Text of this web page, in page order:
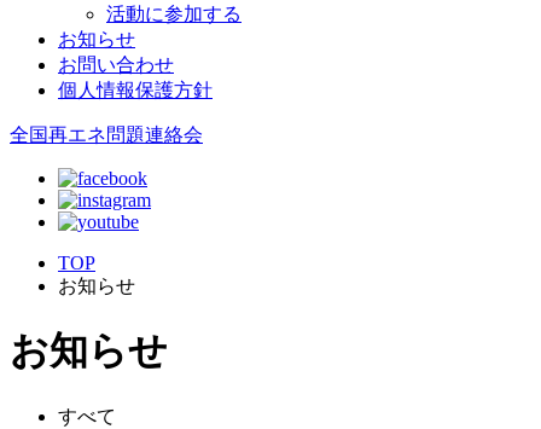
活動に参加する
お知らせ
お問い合わせ
個人情報保護方針
全国再エネ問題連絡会
TOP
お知らせ
お知らせ
すべて